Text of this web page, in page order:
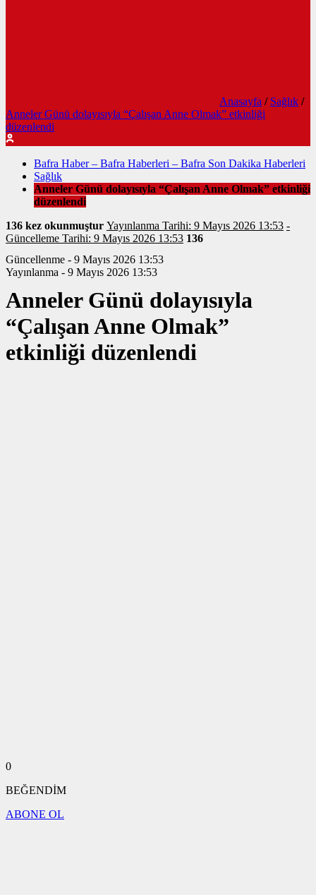
Anasayfa / Sağlık /
Anneler Günü dolayısıyla “Çalışan Anne Olmak” etkinliği
düzenlendi
Bafra Haber – Bafra Haberleri – Bafra Son Dakika Haberleri
Sağlık
Anneler Günü dolayısıyla “Çalışan Anne Olmak” etkinliği
düzenlendi
136 kez okunmuştur Yayınlanma Tarihi: 9 Mayıs 2026 13:53 -
Güncelleme Tarihi: 9 Mayıs 2026 13:53 136
Güncellenme - 9 Mayıs 2026 13:53
Yayınlanma - 9 Mayıs 2026 13:53
Anneler Günü dolayısıyla
“Çalışan Anne Olmak”
etkinliği düzenlendi
0
BEĞENDİM
ABONE OL